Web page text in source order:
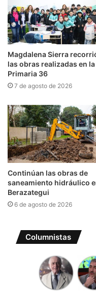
Magdalena Sierra
las obras realizadas en la
Primaria 36
7 de agosto de 2026
Continúan las obras de
saneamiento hidráulico
Berazategui
6 de agosto de 2026
Columnistas